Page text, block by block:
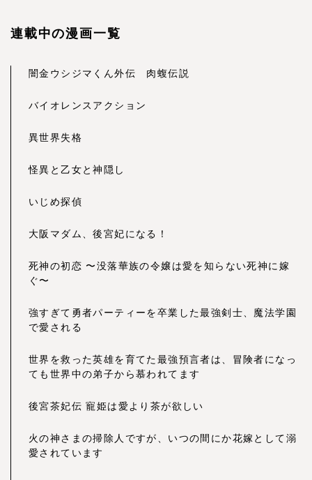
連載中の漫画一覧
闇金ウシジマくん外伝 肉蝮伝説
バイオレンスアクション
異世界失格
怪異と乙女と神隠し
いじめ探偵
大阪マダム、後宮妃になる！
死神の初恋 〜没落華族の令嬢は愛を知らない死神に嫁
ぐ〜
強すぎて勇者パーティーを卒業した最強剣士、魔法学園
で愛される
世界を救った英雄を育てた最強預言者は、冒険者になっ
ても世界中の弟子から慕われてます
後宮茶妃伝 寵姫は愛より茶が欲しい
火の神さまの掃除人ですが、いつの間にか花嫁として溺
愛されています